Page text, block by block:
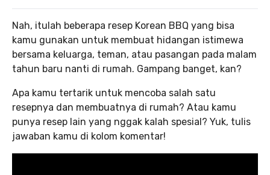
Nah, itulah beberapa resep Korean BBQ yang bisa
kamu gunakan untuk membuat hidangan istimewa
bersama keluarga, teman, atau pasangan pada malam
tahun baru nanti di rumah. Gampang banget, kan?
Apa kamu tertarik untuk mencoba salah satu
resepnya dan membuatnya di rumah? Atau kamu
punya resep lain yang nggak kalah spesial? Yuk, tulis
jawaban kamu di kolom komentar!